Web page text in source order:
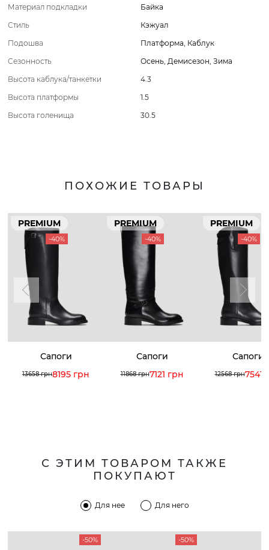
Материал подкладки
Байка
Стиль
Кэжуал
Подошва
Платформа, Каблук
Сезонность
Осень, Демисезон, Зима
Высота каблука/танкетки
4.3
Высота платформы
1.5
Высота голенища
30.5
ПОХОЖИЕ ТОВАРЫ
PREMIUM
-40%
Сапоги
13658 грн8195 грн
PREMIUM
-40%
Сапоги
11868 грн7121 грн
PREMIUM
-40%
Сапоги
12568 грн7541
С ЭТИМ ТОВАРОМ ТАКЖЕ
ПОКУПАЮТ
Для нее Для него
-50% -50%